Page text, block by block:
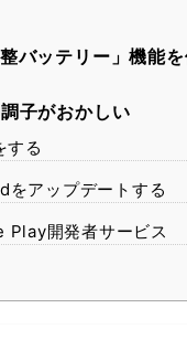
バッテリー」機能を
子がおかしい
する
アップデートする
Play開発者サービス